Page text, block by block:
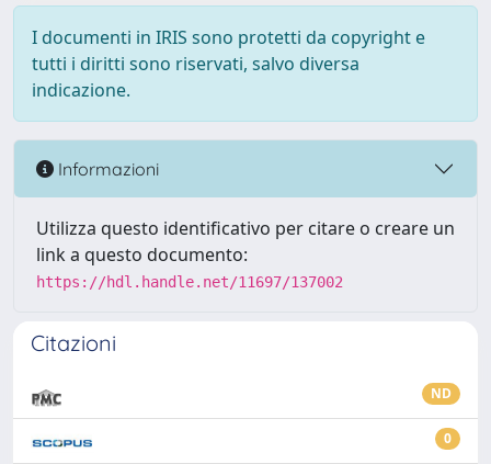
I documenti in IRIS sono protetti da copyright e
tutti i diritti sono riservati, salvo diversa
indicazione.
Informazioni
Utilizza questo identificativo per citare o creare un
link a questo documento:
https://hdl.handle.net/11697/137002
Citazioni
ND
0